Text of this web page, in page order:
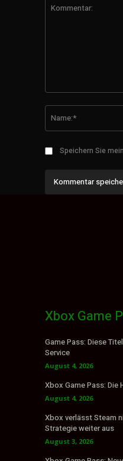
Speichern Sie
Xbox Game
Game Pass: Diese
Service
August 4, 2026
Xbox Game Pass:
August 4, 2026
Xbox verlässt Steam
Strategie weiter aus
August 3, 2026